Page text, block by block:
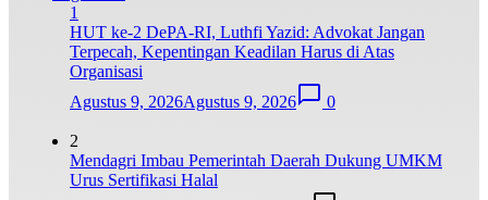
1
HUT ke-2 DePA-RI, Luthfi Yazid: Advokat Jangan
Terpecah, Kepentingan Keadilan Harus di Atas
Organisasi
Agustus 9, 2026Agustus 9, 2026 0
2
Mendagri Imbau Pemerintah Daerah Dukung UMKM
Urus Sertifikasi Halal